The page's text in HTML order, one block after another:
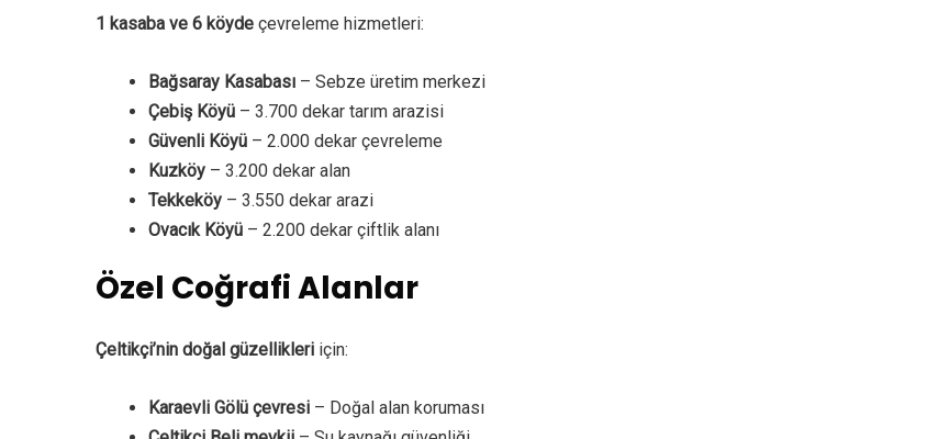
1 kasaba ve 6 köyde çevreleme hizmetleri:
Bağsaray Kasabası – Sebze üretim merkezi
Çebiş Köyü – 3.700 dekar tarım arazisi
Güvenli Köyü – 2.000 dekar çevreleme
Kuzköy – 3.200 dekar alan
Tekkeköy – 3.550 dekar arazi
Ovacık Köyü – 2.200 dekar çiftlik alanı
Özel Coğrafi Alanlar
Çeltikçi’nin doğal güzellikleri için:
Karaevli Gölü çevresi – Doğal alan koruması